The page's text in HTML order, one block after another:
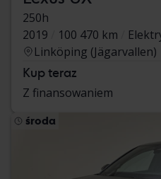
250h
2019
100 470 km
Linköping (Jägarvallen)
Kup teraz
Z finansowaniem
środa